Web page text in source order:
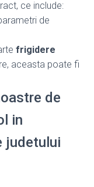
ce include:
de
frigidere
aceasta poate fi
de
in
judetului